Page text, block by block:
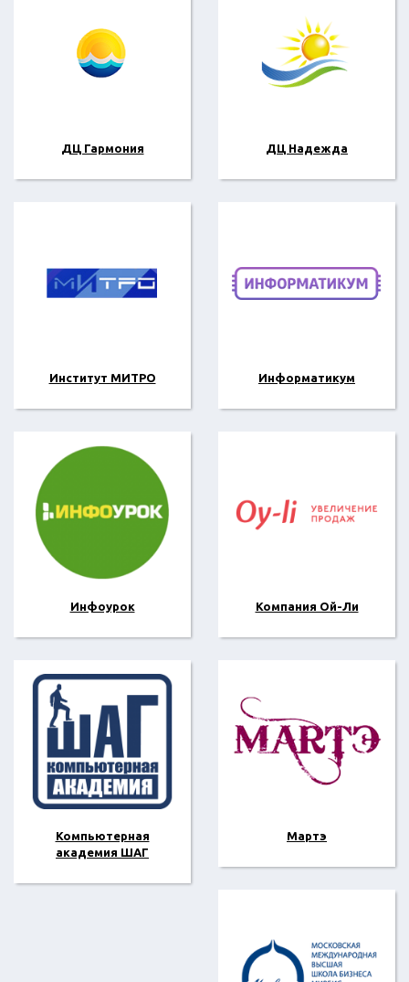
ДЦ Гармония ДЦ Надежда
Институт МИТРО Информатикум
Инфоурок Компания Ой-Ли
Компьютерная
академия ШАГ
Мартэ